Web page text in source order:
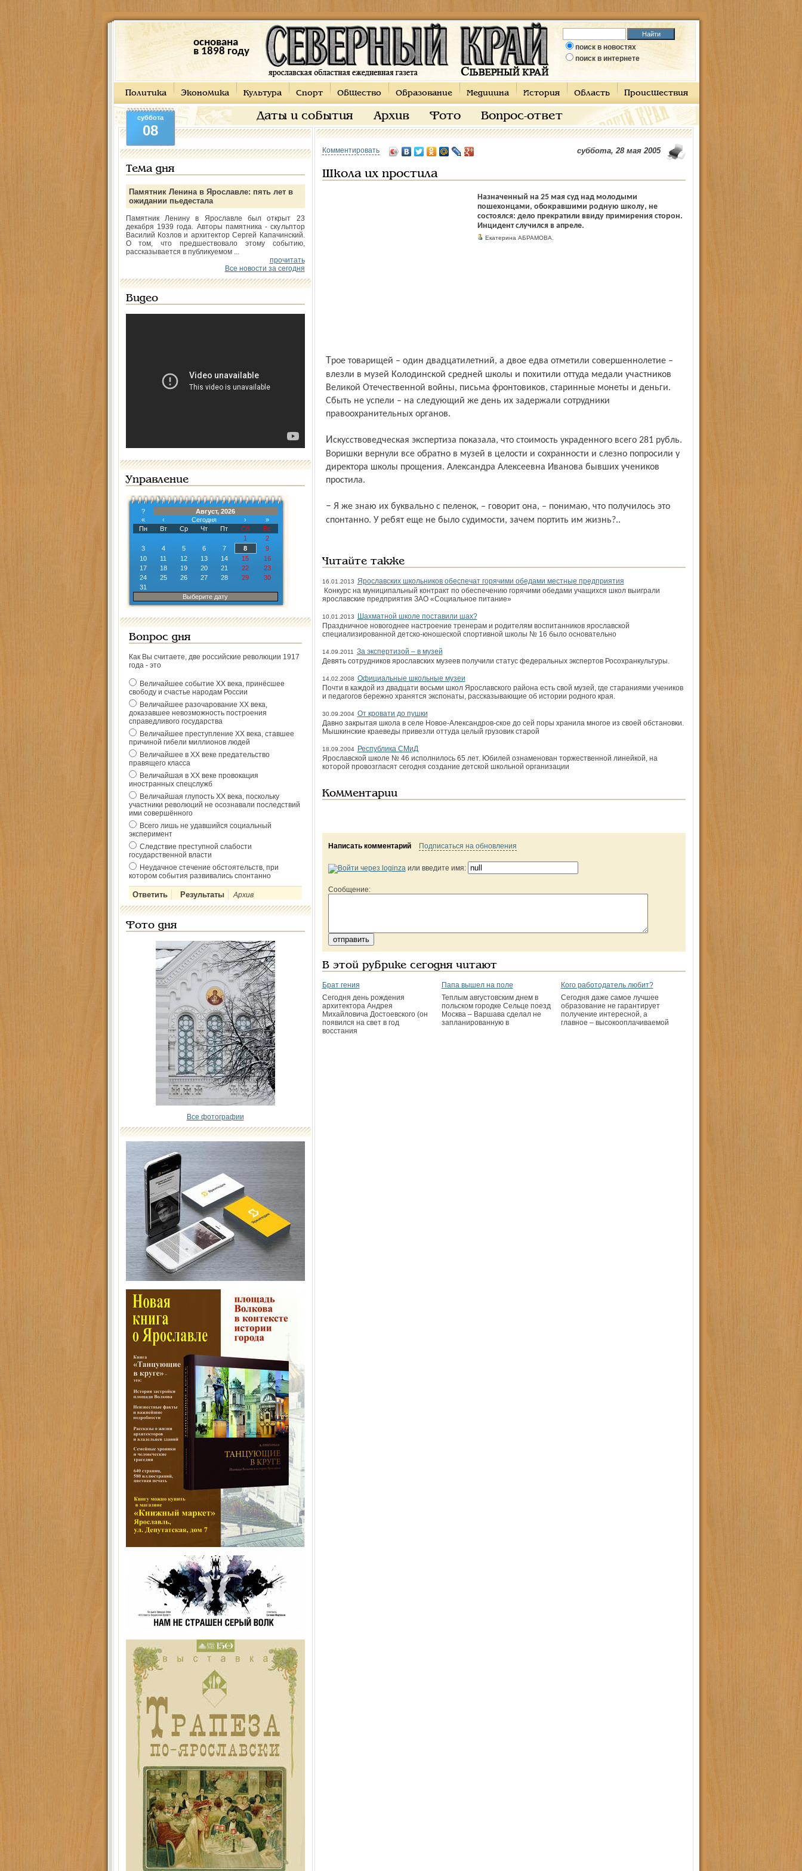
основана
в 1898 году
поиск в новостях
поиск в интернете
Политика Экономика Культура Спорт Общество Образование Медицина История Область Происшествия
Даты и события Архив Фото Вопрос-ответ
суббота
08
Тема дня
Памятник Ленина в Ярославле: пять лет в
ожидании пьедестала
Памятник Ленину в Ярославле был открыт 23
декабря 1939 года. Авторы памятника - скульптор
Василий Козлов и архитектор Сергей Капачинский.
О том, что предшествовало этому событию,
рассказывается в публикуемом ...
прочитать
Все новости за сегодня
Видео
Управление
?
Август, 2026
«
‹ Сегодня ›
»
Пн
Вт Ср Чт Пт Сб
Вс
1
2
3
4 5 6 7 8
9
10
11 12 13 14 15
16
17
18 19 20 21 22
23
24
25 26 27 28 29
30
31
Выберите дату
Вопрос дня
Как Вы считаете, две российские революции 1917
года - это
Величайшее событие ХХ века, принёсшее
свободу и счастье народам России
Величайшее разочарование ХХ века,
доказавшее невозможность построения
справедливого государства
Величайшее преступление ХХ века, ставшее
причиной гибели миллионов людей
Величайшее в ХХ веке предательство
правящего класса
Величайшая в ХХ веке провокация
иностранных спецслужб
Величайшая глупость ХХ века, поскольку
участники революций не осознавали последствий
ими совершённого
Всего лишь не удавшийся социальный
эксперимент
Следствие преступной слабости
государственной власти
Неудачное стечение обстоятельств, при
котором события развивались спонтанно
Архив
Фото дня
Все фотографии
Комментировать суббота, 28 мая 2005
Школа их простила
Назначенный на 25 мая суд над молодыми
пошехонцами, обокравшими родную школу, не
состоялся: дело прекратили ввиду примирения сторон.
Инцидент случился в апреле.
Екатерина АБРАМОВА.
Трое товарищей – один двадцатилетний, а двое едва отметили совершеннолетие –
влезли в музей Колодинской средней школы и похитили оттуда медали участников
Великой Отечественной войны, письма фронтовиков, старинные монеты и деньги.
Сбыть не успели – на следующий же день их задержали сотрудники
правоохранительных органов.
Искусствоведческая экспертиза показала, что стоимость украденного всего 281 рубль.
Воришки вернули все обратно в музей в целости и сохранности и слезно попросили у
директора школы прощения. Александра Алексеевна Иванова бывших учеников
простила.
– Я же знаю их буквально с пеленок, – говорит она, – понимаю, что получилось это
спонтанно. У ребят еще не было судимости, зачем портить им жизнь?..
Читайте также
16.01.2013 Ярославских школьников обеспечат горячими обедами местные предприятия
Конкурс на муниципальный контракт по обеспечению горячими обедами учащихся школ выиграли
ярославские предприятия ЗАО «Социальное питание»
10.01.2013
Шахматной школе поставили шах?
Праздничное новогоднее настроение тренерам и родителям воспитанников ярославской
специализированной детско-юношеской спортивной школы № 16 было основательно
14.09.2011
За экспертизой – в музей
Девять сотрудников ярославских музеев получили статус федеральных экспертов Росохранкультуры.
14.02.2008 Официальные школьные музеи
Почти в каждой из двадцати восьми школ Ярославского района есть свой музей, где стараниями учеников
и педагогов бережно хранятся экспонаты, рассказывающие об истории родного края.
30.09.2004 От кровати до пушки
Давно закрытая школа в селе Новое-Александров-ское до сей поры хранила многое из своей обстановки.
Мышкинские краеведы привезли оттуда целый грузовик старой
18.09.2004
Республика СМиД
Ярославской школе № 46 исполнилось 65 лет. Юбилей ознаменован торжественной линейкой, на
которой провозгласят сегодня создание детской школьной организации
Комментарии
Написать комментарий Подписаться на обновления
или введите имя:
Сообщение:
В этой рубрике сегодня читают
Брат гения
Сегодня день рождения
архитектора Андрея
Михайловича Достоевского (он
появился на свет в год
восстания
Папа вышел на поле
Теплым августовским днем в
польском городке Сельце поезд
Москва – Варшава сделал не
запланированную в
Кого работодатель любит?
Сегодня даже самое лучшее
образование не гарантирует
получение интересной, а
главное – высокооплачиваемой